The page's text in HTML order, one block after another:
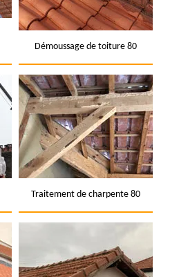
Démoussage de toiture 80
Traitement de charpente 80